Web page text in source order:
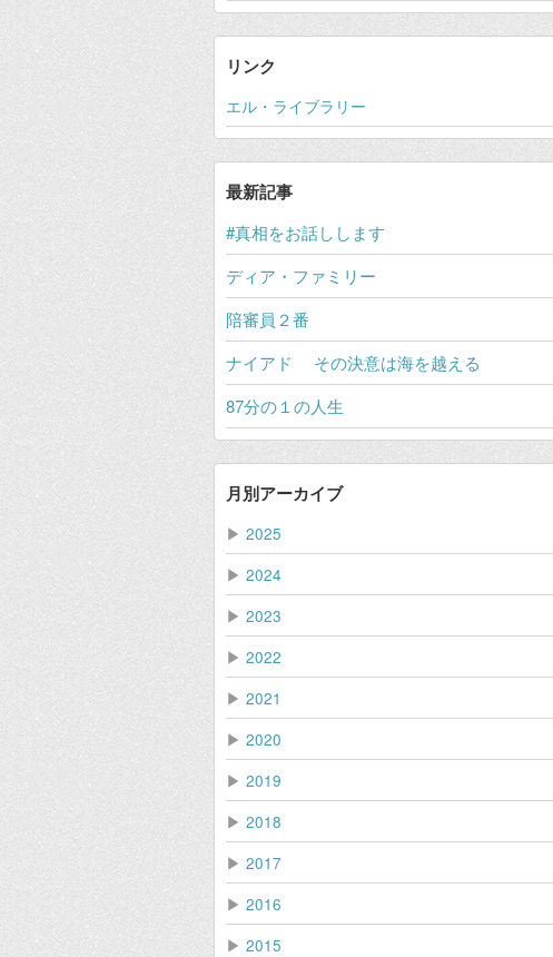
リンク
エル・ライブラリー
最新記事
#真相をお話しします
ディア・ファミリー
陪審員２番
ナイアド その決意は海を越える
87分の１の人生
月別アーカイブ
▶ 2025
▶ 2024
▶ 2023
▶ 2022
▶ 2021
▶ 2020
▶ 2019
▶ 2018
▶ 2017
▶ 2016
▶ 2015